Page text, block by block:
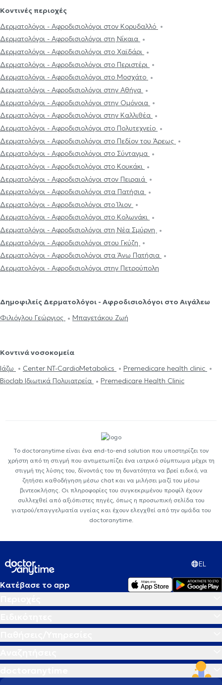
Κοντινές περιοχές
Δερματολόγοι - Αφροδισιολόγοι στον Κορυδαλλό
Δερματολόγοι - Αφροδισιολόγοι στη Νίκαια
Δερματολόγοι - Αφροδισιολόγοι στο Χαϊδάρι
Δερματολόγοι - Αφροδισιολόγοι στο Περιστέρι
Δερματολόγοι - Αφροδισιολόγοι στο Μοσχάτο
Δερματολόγοι - Αφροδισιολόγοι στην Αθήνα
Δερματολόγοι - Αφροδισιολόγοι στην Ομόνοια
Δερματολόγοι - Αφροδισιολόγοι στην Καλλιθέα
Δερματολόγοι - Αφροδισιολόγοι στο Πολυτεχνείο
Δερματολόγοι - Αφροδισιολόγοι στο Πεδίον του Άρεως
Δερματολόγοι - Αφροδισιολόγοι στο Σύνταγμα
Δερματολόγοι - Αφροδισιολόγοι στο Κουκάκι
Δερματολόγοι - Αφροδισιολόγοι στον Πειραιά
Δερματολόγοι - Αφροδισιολόγοι στα Πατήσια
Δερματολόγοι - Αφροδισιολόγοι στο Ίλιον
Δερματολόγοι - Αφροδισιολόγοι στο Κολωνάκι
Δερματολόγοι - Αφροδισιολόγοι στη Νέα Σμύρνη
Δερματολόγοι - Αφροδισιολόγοι στου Γκύζη
Δερματολόγοι - Αφροδισιολόγοι στα Άνω Πατήσια
Δερματολόγοι - Αφροδισιολόγοι στην Πετρούπολη
Δημοφιλείς Δερματολόγοι - Αφροδισιολόγοι στο Αιγάλεω
Φιλιόγλου Γεώργιος
Μπαγετάκου Ζωή
Κοντινά νοσοκομεία
Ιάζω
Center NT-CardioMetabolics
Premedicare health clinic
Bioclab Ιδιωτικά Πολυιατρεία
Premedicare Health Clinic
Το doctoranytime είναι ένα end-to-end solution που υποστηρίζει τον
χρήστη από τη στιγμή που αντιμετωπίζει ένα ιατρικό σύμπτωμα μέχρι τη
στιγμή της λύσης του, δίνοντάς του τη δυνατότητα να βρεί ειδικό, να
ζητήσει καθοδήγηση μέσω chat και να μιλήσει μαζί του μέσω
βιντεοκλήσης. Οι πληροφορίες του συγκεκριμένου προφίλ έχουν
συλλεχθεί από αξιόπιστες πηγές, όπως η προσωπική σελίδα του
γιατρού/επαγγελματία υγείας και έχουν ελεγχθεί από την ομάδα του
doctoranytime.
EL
Κατέβασε το app